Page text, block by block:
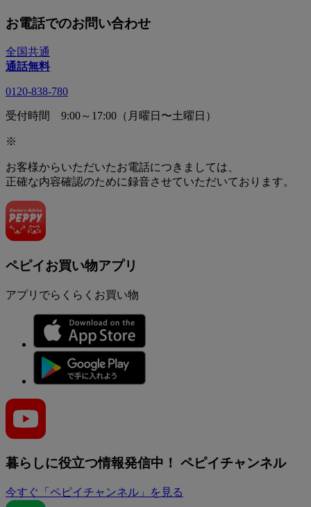
お電話でのお問い合わせ
全国共通
通話無料
0120-838-780
受付時間 9:00～17:00（月曜日〜土曜日）
※
お客様からいただいたお電話につきましては、
正確な内容確認のために録音させていただいております。
ペピイお買い物アプリ
アプリでらくらくお買い物
暮らしに役立つ情報発信中！ ペピイチャンネル
今すぐ「ペピイチャンネル」を見る